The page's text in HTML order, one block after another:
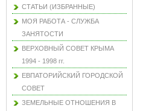
СТАТЬИ (ИЗБРАННЫЕ)
МОЯ РАБОТА - СЛУЖБА
ЗАНЯТОСТИ
ВЕРХОВНЫЙ СОВЕТ КРЫМА
1994 - 1998 гг.
ЕВПАТОРИЙСКИЙ ГОРОДСКОЙ
СОВЕТ
ЗЕМЕЛЬНЫЕ ОТНОШЕНИЯ В